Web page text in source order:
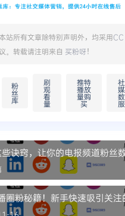
站所有文章除特别声明外，均采用
。转载请注明来自 买粉呀！
粉
丝
库
刷
观
看
量
推特
播放
量购
买
诀窍，让你的电报频道粉丝
圈粉秘籍！新手快速吸引关注